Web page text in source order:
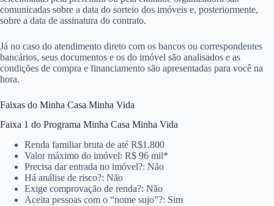
comunicadas sobre a data do sorteio dos imóveis e, posteriormente,
sobre a data de assinatura do contrato.
Já no caso do atendimento direto com os bancos ou correspondentes
bancários, seus documentos e os do imóvel são analisados e as
condições de compra e financiamento são apresentadas para você na
hora.
Faixas do Minha Casa Minha Vida
Faixa 1 do Programa Minha Casa Minha Vida
Renda familiar bruta de até R$1.800
Valor máximo do imóvel: R$ 96 mil*
Precisa dar entrada no imóvel?: Não
Há análise de risco?: Não
Exige comprovação de renda?: Não
Aceita pessoas com o “nome sujo”?: Sim